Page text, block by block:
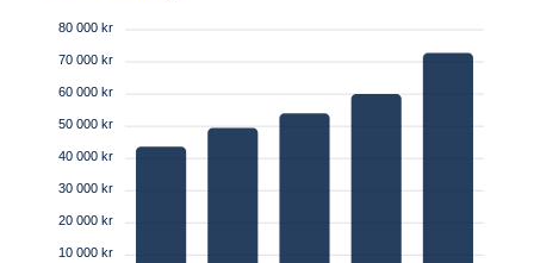
80 000 kr
70 000 kr
60 000 kr
50 000 kr
40 000 kr
30 000 kr
20 000 kr
10 000 kr